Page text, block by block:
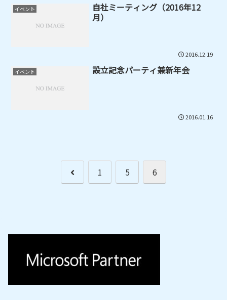
イベント
自社ミーティング（2016年12
月）
2016.12.19
イベント 設立記念パーティ兼新年会
2016.01.16
前
1 5 6